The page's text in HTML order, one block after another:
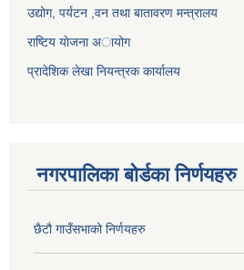
उद्योग, पर्यटन ,वन तथा बातावरण मन्त्रालय
राष्टिय याेजना अायोग
प्रादेशिक लेखा नियन्त्रक कार्यालय
नगरपालिका बोर्डका निर्णयहरु
छैटौ गाउँसभाको निर्णयहरु